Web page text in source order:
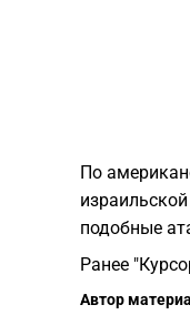
По
подобные
Ранее
Автор